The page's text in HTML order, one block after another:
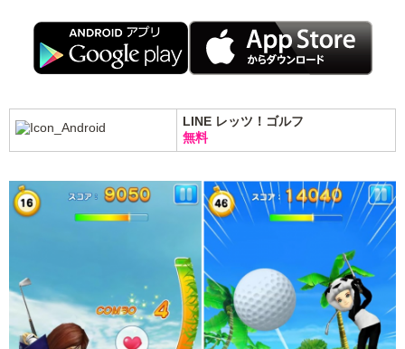
LINE レッツ！ゴルフ
無料